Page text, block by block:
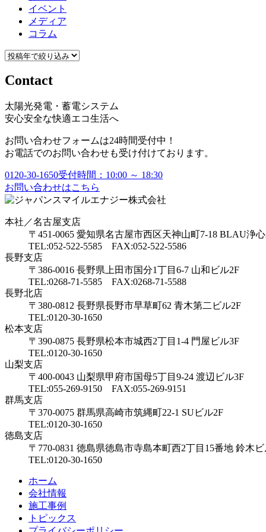
イベント
メディア
コラム
Contact
太陽光発電・蓄電システム
安心安全な快適エコ生活へ
お問い合わせフォームは24時間受付中！
お電話でのお問い合わせも受け付けております。
0120-30-1650受付時間：10:00 ～ 18:30
お問い合わせはこちら
本社／名古屋支店
〒451-0065 愛知県名古屋市西区天神山町7-18 BLAU浄
TEL:052-522-5585 FAX:052-522-5586
長野支店
〒386-0016 長野県上田市国分1丁目6-7 山和ビル2F
TEL:0268-71-5585 FAX:0268-71-5588
長野北店
〒380-0812 長野県長野市早草町62 青木第二ビル2F
TEL:0120-30-1650
松本支店
〒390-0875 長野県松本市城西2丁目1-4 門屋ビル3F
TEL:0120-30-1650
山梨支店
〒400-0043 山梨県甲府市国母5丁目9-24 渡辺ビル3F
TEL:055-269-9150 FAX:055-269-9151
群馬支店
〒370-0075 群馬県高崎市筑縄町22-1 SUビル2F
TEL:0120-30-1650
徳島支店
〒770-0831 徳島県徳島市寺島本町西2丁目15番地 鈴木ビ
TEL:0120-30-1650
ホーム
会社情報
施工事例
トピックス